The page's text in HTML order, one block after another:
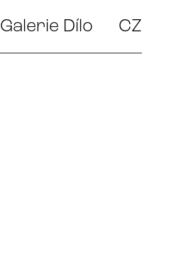
Galerie Dílo CZ